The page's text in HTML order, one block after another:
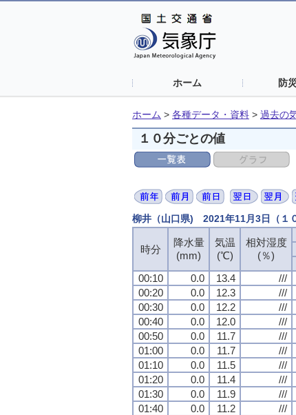
ホーム 防
ホーム > 各種データ・資料 > 過去の
１０分ごとの値
柳井（山口県) 2021年11月3日（１
時分
降水量
(mm)
気温
(℃)
相対湿度
(％)
00:10
0.0 13.4 ///
00:20
0.0 12.3 ///
00:30
0.0 12.2 ///
00:40
0.0 12.0 ///
00:50
0.0 11.7 ///
01:00
0.0 11.7 ///
01:10
0.0 11.5 ///
01:20
0.0 11.4 ///
01:30
0.0 11.9 ///
01:40
0.0 11.2 ///
時分
降水量
(mm)
気温
(℃)
相対湿度
(％)
00:10
0.0 13.4 ///
00:20
0.0 12.3 ///
00:30
0.0 12.2 ///
00:40
0.0 12.0 ///
00:50
0.0 11.7 ///
01:00
0.0 11.7 ///
01:10
0.0 11.5 ///
01:20
0.0 11.4 ///
01:30
0.0 11.9 ///
01:40
0.0 11.2 ///
時分
降水量
(mm)
気温
(℃)
相対湿度
(％)
00:10
0.0 13.4 ///
00:20
0.0 12.3 ///
00:30
0.0 12.2 ///
00:40
0.0 12.0 ///
00:50
0.0 11.7 ///
01:00
0.0 11.7 ///
01:10
0.0 11.5 ///
01:20
0.0 11.4 ///
01:30
0.0 11.9 ///
01:40
0.0 11.2 ///
時分
降水量
(mm)
気温
(℃)
相対湿度
(％)
00:10
0.0 13.4 ///
00:20
0.0 12.3 ///
00:30
0.0 12.2 ///
00:40
0.0 12.0 ///
00:50
0.0 11.7 ///
01:00
0.0 11.7 ///
01:10
0.0 11.5 ///
01:20
0.0 11.4 ///
01:30
0.0 11.9 ///
01:40
0.0 11.2 ///